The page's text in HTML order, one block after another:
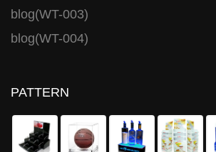
blog(WT-003)
blog(WT-004)
PATTERN